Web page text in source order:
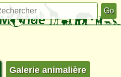
Galerie animalière